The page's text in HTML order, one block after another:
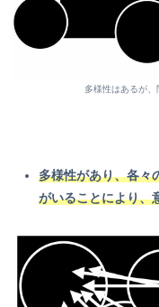
多様性はあるが
多様性があり、各々
がいることにより、